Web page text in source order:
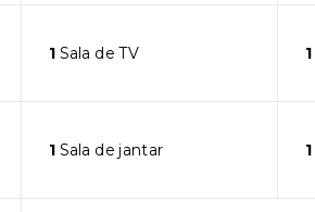
1Sala de TV 1
1Sala de jantar 1